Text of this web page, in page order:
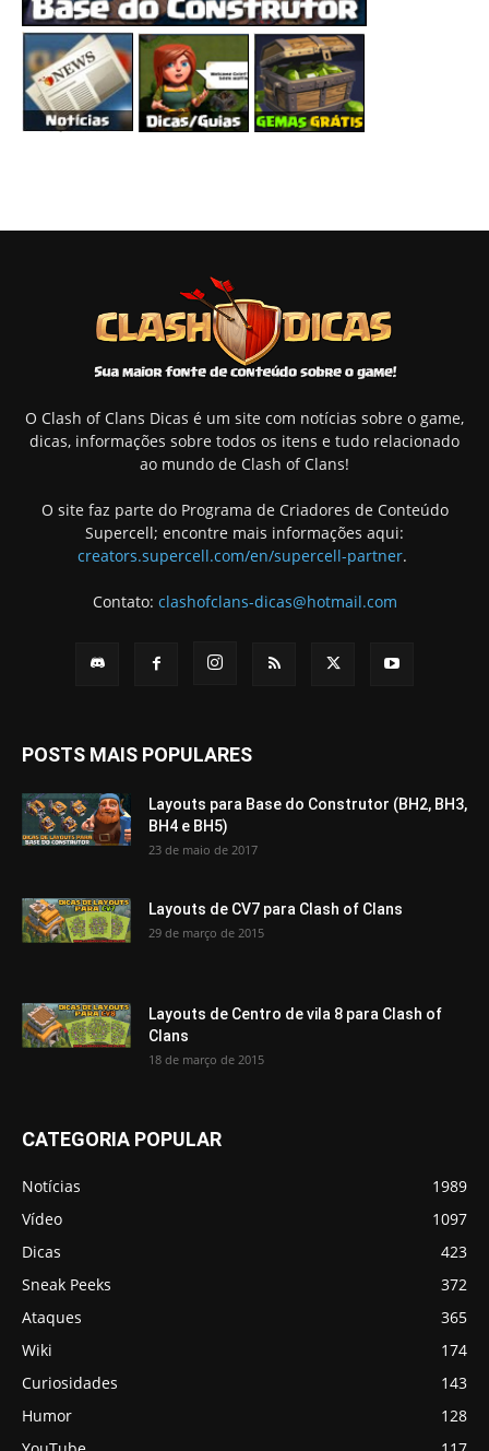
O Clash of Clans Dicas é um site com notícias sobre o game,
dicas, informações sobre todos os itens e tudo relacionado
ao mundo de Clash of Clans!
O site faz parte do Programa de Criadores de Conteúdo
Supercell; encontre mais informações aqui:
creators.supercell.com/en/supercell-partner.
Contato: clashofclans-dicas@hotmail.com
POSTS MAIS POPULARES
Layouts para Base do Construtor (BH2, BH3,
BH4 e BH5)
23 de maio de 2017
Layouts de CV7 para Clash of Clans
29 de março de 2015
Layouts de Centro de vila 8 para Clash of
Clans
18 de março de 2015
CATEGORIA POPULAR
Notícias
1989
Vídeo
1097
Dicas
423
Sneak Peeks
372
Ataques
365
Wiki
174
Curiosidades
143
Humor
128